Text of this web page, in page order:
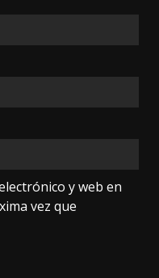
y web en
vez que